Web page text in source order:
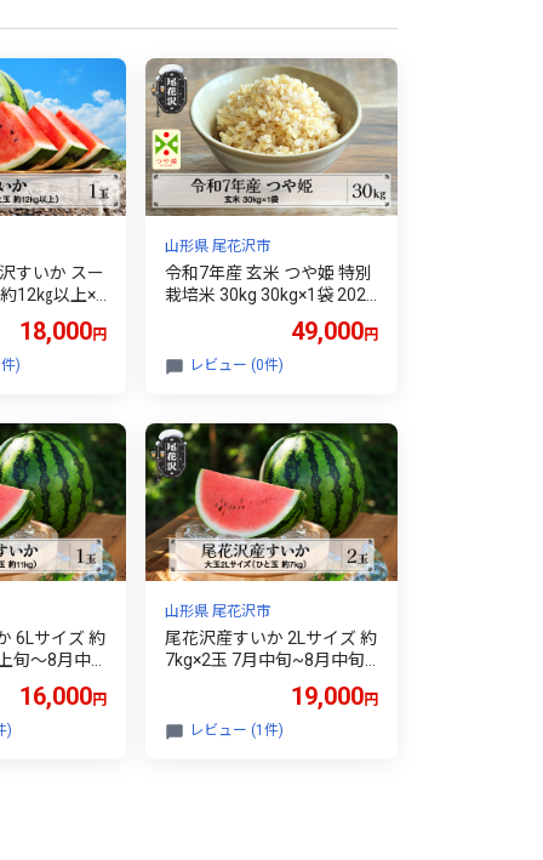
すいか スー
12㎏以上×1
瓜 果物 フ
山形県 尾
18,000円
)
山形県 尾花沢市
令和7年産 玄米 つや姫 特別
栽培米 30kg 30kg×1袋 2025
49,000円
レビュー (0件)
6Lサイズ 約
旬～8月中
西瓜 フル
送 農産加
16,000円
)
山形県 尾花沢市
尾花沢産すいか 2Lサイズ 約
7kg×2玉 7月中旬~8月中旬
すいか スイカ 西瓜 フルー
ツ 果物 産地直送 農産加工
19,000円
レビュー (1件)